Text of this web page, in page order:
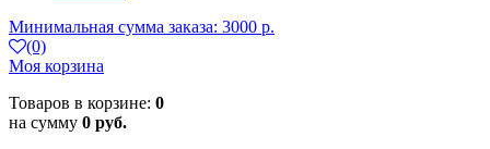
Минимальная сумма заказа: 3000 р.
(0)
Моя корзина
Товаров в корзине: 0
на сумму 0 руб.